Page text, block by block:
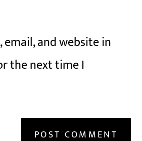
email, and website in
the next time I